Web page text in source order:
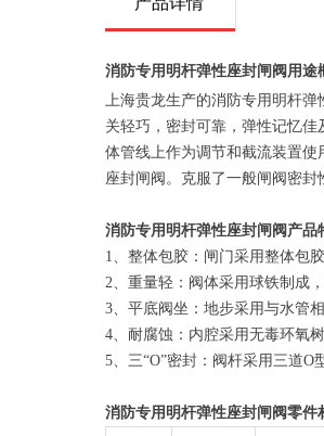
消防专用明杆弹性座封闸阀用途
上海贵龙生产的消防专用明杆
关轻巧，密封可靠，弹性记忆
体管线上作为调节和截流装置
座封闸阀。克服了一般闸阀密封
消防专用明杆弹性座封闸阀 产品
1、整体包胶：闸门采用整体包
2、重量轻：阀体采用球铁制成
3、平底阀坐：地步采用与水管
4、耐腐蚀：内腔采用无毒环氧
5、三“O”密封：阀杆采用三道O
消防专用明杆弹性座封闸阀零件